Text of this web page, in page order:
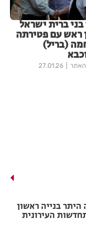
בני ברית ישראל
ראש עם פטירתה
(בריל)
27.01.26
בנייה ראשון
העירונית